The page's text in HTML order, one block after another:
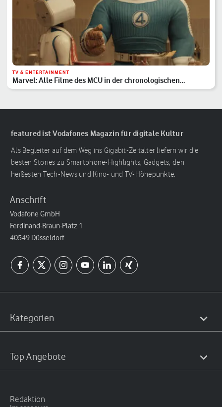
TV & ENTERTAINMENT
Marvel: Alle Filme des MCU in der chronologischen
Reihenfolge
featured ist Vodafones Magazin für digitale Kultur
Als Begleiter auf dem Weg ins Gigabit-Zeitalter liefern wir die
besten Stories zu Smartphone-Highlights, Gadgets, den
heißesten Tech-News und Kino- und TV-Höhepunkte.
Anschrift
Vodafone GmbH
Ferdinand-Braun-Platz 1
40549 Düsseldorf
Kategorien
Top Angebote
Redaktion